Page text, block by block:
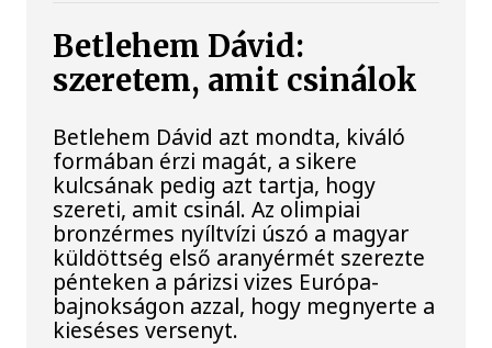
Betlehem Dávid:
szeretem, amit csinálok
Betlehem Dávid azt mondta, kiváló
formában érzi magát, a sikere
kulcsának pedig azt tartja, hogy
szereti, amit csinál. Az olimpiai
bronzérmes nyíltvízi úszó a magyar
küldöttség első aranyérmét szerezte
pénteken a párizsi vizes Európa-
bajnokságon azzal, hogy megnyerte a
kieséses versenyt.